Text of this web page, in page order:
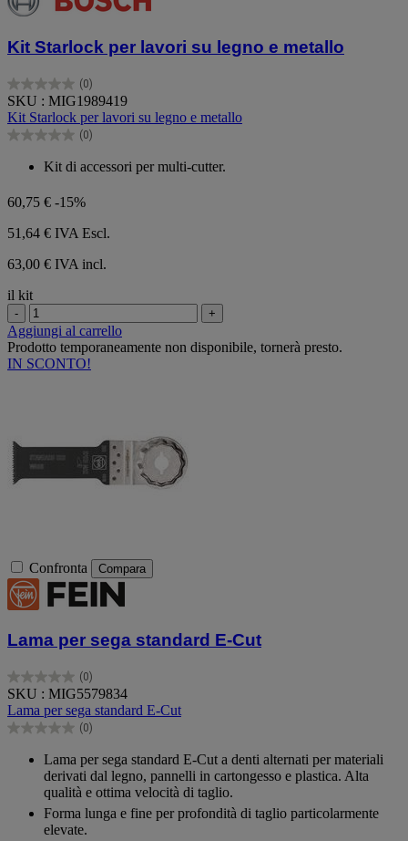
Kit Starlock per lavori su legno e metallo
(0)
0.0
su
5
stelle.
SKU : MIG1989419
Kit Starlock per lavori su legno e metallo
(0)
0.0
Kit di accessori per multi-cutter.
60,75 € -15%
51,64 € IVA Escl.
63,00 € IVA incl.
il kit
- +
Aggiungi al carrello
Prodotto temporaneamente non disponibile, tornerà presto.
IN SCONTO!
Confronta Compara
Lama per sega standard E-Cut
(0)
0.0
su
5
stelle.
SKU : MIG5579834
Lama per sega standard E-Cut
(0)
0.0
Lama per sega standard E-Cut a denti alternati per materiali
derivati dal legno, pannelli in cartongesso e plastica. Alta
qualità e ottima velocità di taglio.
Forma lunga e fine per profondità di taglio particolarmente
elevate.